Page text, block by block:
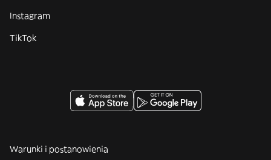
Instagram
TikTok
Warunki i postanowienia